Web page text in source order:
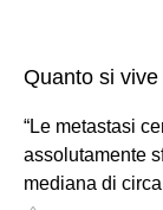
Quanto si
“Le metastasi
assolutamente
mediana di